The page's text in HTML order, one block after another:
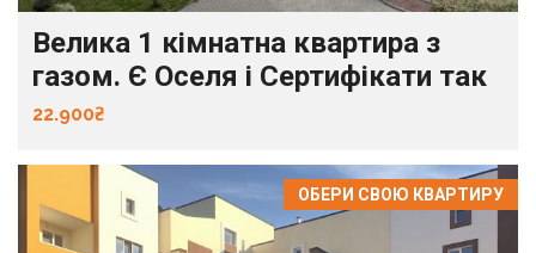
Велика 1 кімнатна квартира з
газом. Є Оселя і Сертифікати так
22.900₴
ОБЕРИ СВОЮ КВАРТИРУ